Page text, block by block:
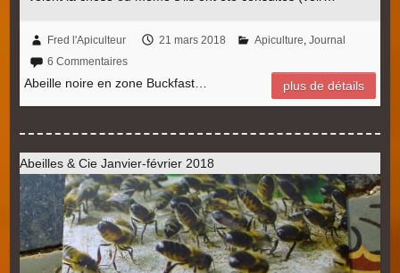
Fred l'Apiculteur 21 mars 2018 Apiculture, Journal
6 Commentaires
Abeille noire en zone Buckfast… plus de détails
Abeilles & Cie Janvier-février 2018